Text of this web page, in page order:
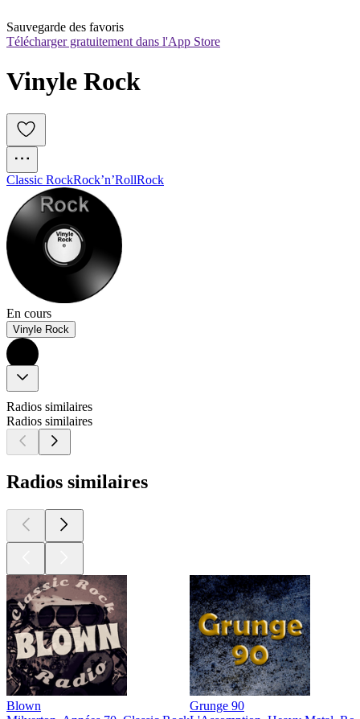
Sauvegarde des favoris
Télécharger gratuitement dans l'App Store
Vinyle Rock
Classic RockRock’n’RollRock
En cours
Vinyle Rock
Radios similaires
Radios similaires
Radios similaires
Blown
Grunge 90